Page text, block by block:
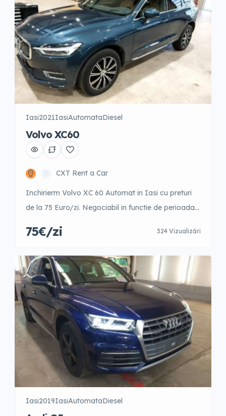
Iasi2021IasiAutomataDiesel
Volvo XC60
CXT Rent a Car
Inchirierm Volvo XC 60 Automat in Iasi cu preturi
de la 75 Euro/zi. Negociabil in functie de perioada
15 zile – 92 Euro/zi 16-21 zile – 89 Euro/zi 22-30 zile
Posibilitate fara garantie […]
75€/zi 324 Vizualizări
Iasi2019IasiAutomataDiesel